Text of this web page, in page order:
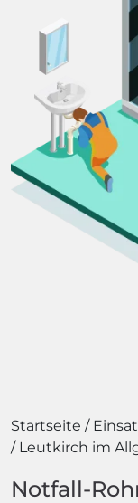
Startseite
Leutkirch im
Notfall-